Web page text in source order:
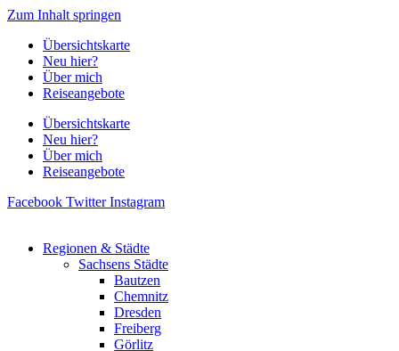
Zum Inhalt springen
Übersichtskarte
Neu hier?
Über mich
Reiseangebote
Übersichtskarte
Neu hier?
Über mich
Reiseangebote
Facebook Twitter Instagram
Regionen & Städte
Sachsens Städte
Bautzen
Chemnitz
Dresden
Freiberg
Görlitz